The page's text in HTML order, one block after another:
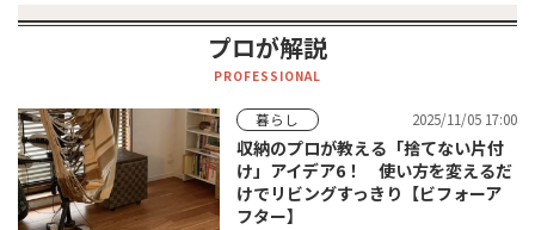
プロが解説
PROFESSIONAL
暮らし 2025/11/05 17:00
収納のプロが教える「捨てない片付
け」アイデア6！ 使い方を変えるだ
けでリビングすっきり【ビフォーア
フター】